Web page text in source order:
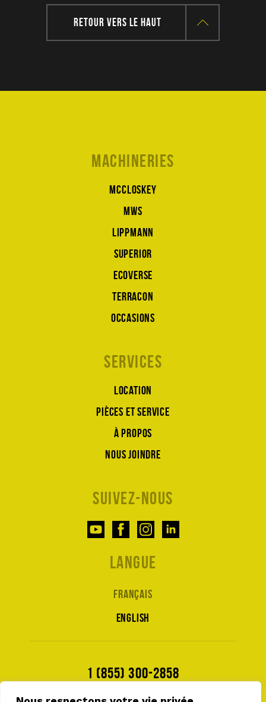
RETOUR VERS LE HAUT
Machineries
McCloskey
MWS
Lippmann
Superior
Ecoverse
Terracon
Occasions
Services
Location
Pièces et service
À propos
Nous joindre
Suivez-nous
Langue
Français
English
1 (855) 300-2858